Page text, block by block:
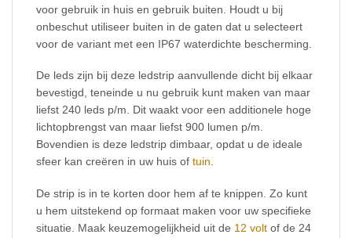
voor gebruik in huis en gebruik buiten. Houdt u bij
onbeschut utiliseer buiten in de gaten dat u selecteert
voor de variant met een IP67 waterdichte bescherming.
De leds zijn bij deze ledstrip aanvullende dicht bij elkaar
bevestigd, teneinde u nu gebruik kunt maken van maar
liefst 240 leds p/m. Dit waakt voor een additionele hoge
lichtopbrengst van maar liefst 900 lumen p/m.
Bovendien is deze ledstrip dimbaar, opdat u de ideale
sfeer kan creëren in uw huis of tuin.
De strip is in te korten door hem af te knippen. Zo kunt
u hem uitstekend op formaat maken voor uw specifieke
situatie. Maak keuzemogelijkheid uit de 12 volt of de 24